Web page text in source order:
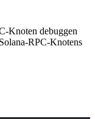
Knoten debuggen
RPC-Knotens